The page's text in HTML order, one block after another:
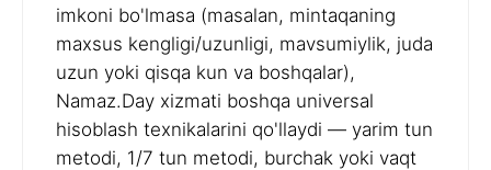
imkoni bo'lmasa (masalan, mintaqaning
maxsus kengligi/uzunligi, mavsumiylik, juda
uzun yoki qisqa kun va boshqalar),
Namaz.Day xizmati boshqa universal
hisoblash texnikalarini qo'llaydi — yarim tun
metodi, 1/7 tun metodi, burchak yoki vaqt